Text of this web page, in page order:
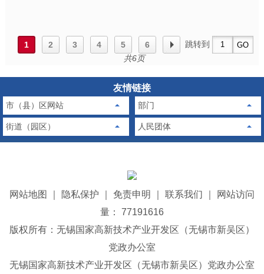
1 2 3 4 5 6
跳转到
共6页
友情链接
市（县）区网站 部门
街道（园区） 人民团体
网站地图 隐私保护 免责申明 联系我们
网站访问
量： 77191616
版权所有：无锡国家高新技术产业开发区（无锡市新吴区）
党政办公室
无锡国家高新技术产业开发区（无锡市新吴区）党政办公室